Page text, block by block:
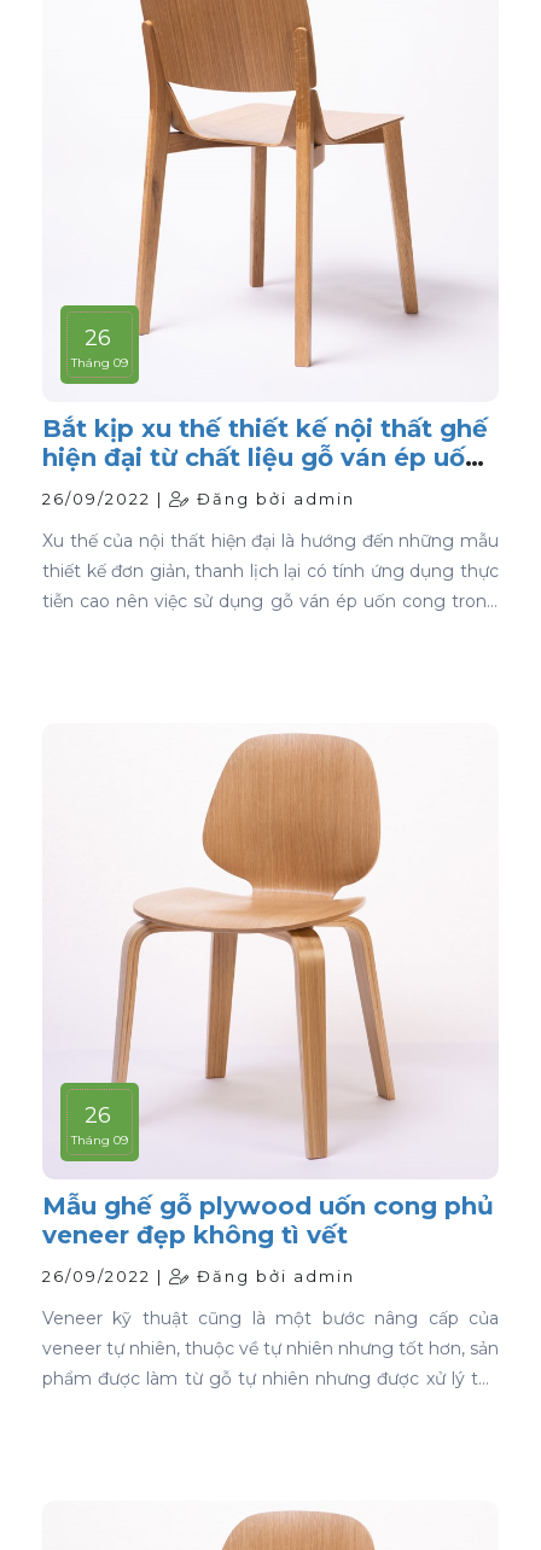
26
Tháng 09
Bắt kịp xu thế thiết kế nội thất ghế
hiện đại từ chất liệu gỗ ván ép uốn
cong
26/09/2022 | Đăng bởi admin
Xu thế của nội thất hiện đại là hướng đến những mẫu
thiết kế đơn giản, thanh lịch lại có tính ứng dụng thực
tiễn cao nên việc sử dụng gỗ ván ép uốn cong trong
26
Tháng 09
Mẫu ghế gỗ plywood uốn cong phủ
veneer đẹp không tì vết
26/09/2022 | Đăng bởi admin
Veneer kỹ thuật cũng là một bước nâng cấp của
veneer tự nhiên, thuộc về tự nhiên nhưng tốt hơn, sản
phẩm được làm từ gỗ tự nhiên nhưng được xử lý tạo